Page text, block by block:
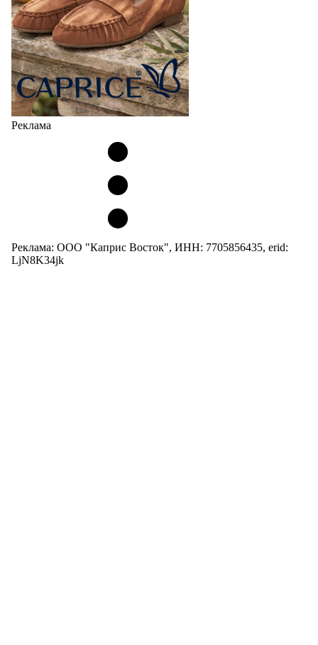
Реклама
Реклама: ООО "Каприс Восток", ИНН: 7705856435, erid:
LjN8K34jk